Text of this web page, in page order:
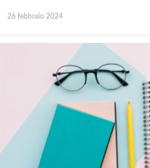
26 febbraio 2024